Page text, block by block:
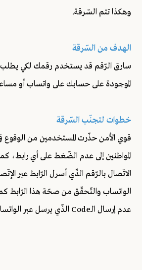
وهكذا تتم السّرقة.
الهدف من السّرقة
سارق الرّقم قد يستخدم رقمك لكي يطلب
الموجودة على حسابك على واتساب أو
خطوات لتجنّب السّرقة
قوي الأمن حذّرت المستخدمين من الوقوع
المواطنين إلى عدم الضّغط على أي رابط،
الاتّصال بالرّقم الذّي أسرل الرّابط عبر
الواتساب والتّحقّق من صحّة هذا الرّابط
عدم إرسال الـCode الذّي يرسل عبر الواتساب لأحد.